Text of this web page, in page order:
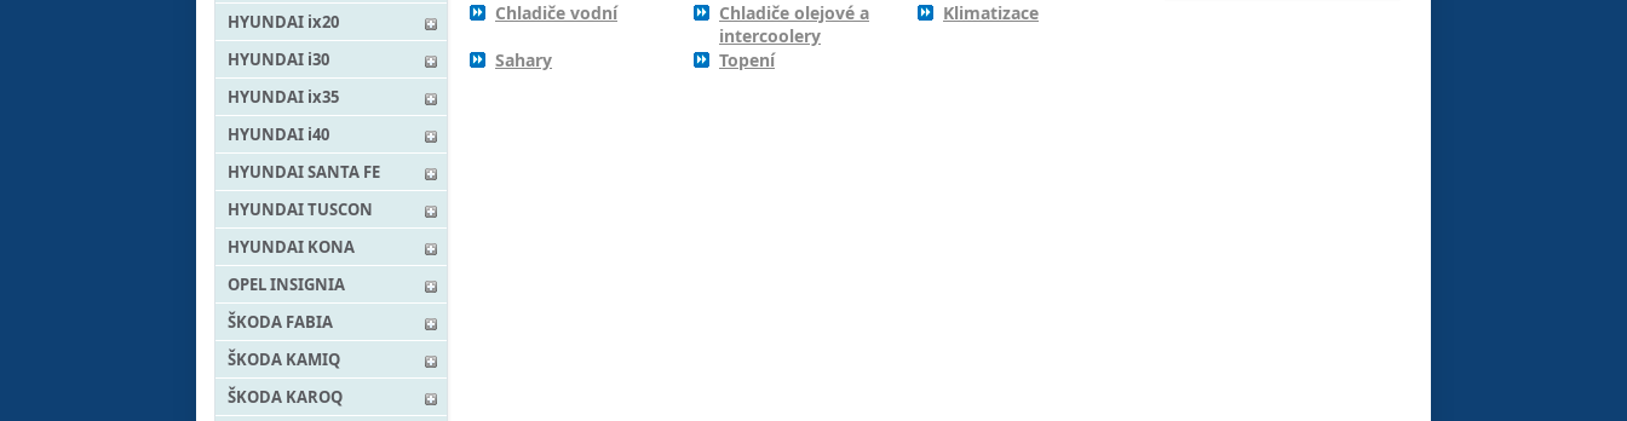
HYUNDAI ix20
HYUNDAI i30
HYUNDAI ix35
HYUNDAI i40
HYUNDAI SANTA FE
HYUNDAI TUSCON
HYUNDAI KONA
OPEL INSIGNIA
ŠKODA FABIA
ŠKODA KAMIQ
ŠKODA KAROQ
Chladiče vodní
Chladiče olejové a
intercoolery
Klimatizace
Sahary Topení